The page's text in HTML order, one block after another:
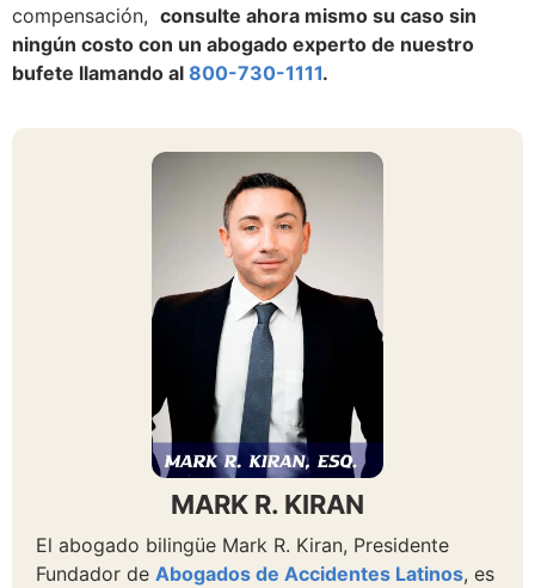
compensación, consulte ahora mismo su caso sin
ningún costo con un abogado experto de nuestro
bufete llamando al 800-730-1111.
MARK R. KIRAN
El abogado bilingüe Mark R. Kiran, Presidente
Fundador de Abogados de Accidentes Latinos, es